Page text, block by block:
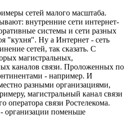
сетей малого масштаба.
внутренние сети интернет-
системы и сети разных
"кухня". Ну а Интернет - сеть
сетей, так сказать. С
магистральных,
каналов связи. Проложенных по
- например. И
разными организациями,
магистральный канал связи
оператора связи Ростелекома.
организации поменьше